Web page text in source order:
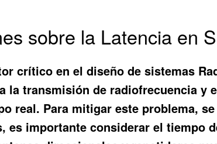
sobre la Latencia en
crítico en el diseño de sistemas
la transmisión de radiofrecuencia y
real. Para mitigar este problema,
es importante considerar el tiempo